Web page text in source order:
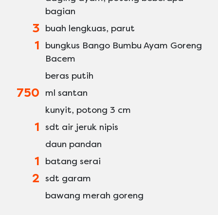
bagian
3 buah lengkuas, parut
1
bungkus Bango Bumbu Ayam Goreng
Bacem
beras putih
750
ml santan
kunyit, potong 3 cm
1 sdt air jeruk nipis
daun pandan
1 batang serai
2 sdt garam
bawang merah goreng